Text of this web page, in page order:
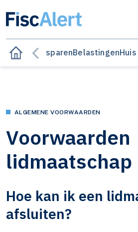
BesparenBelastingen
ALGEMENE VOORWAARDEN
Voorwaarden
lidmaatschap
Hoe kan ik een
afsluiten?